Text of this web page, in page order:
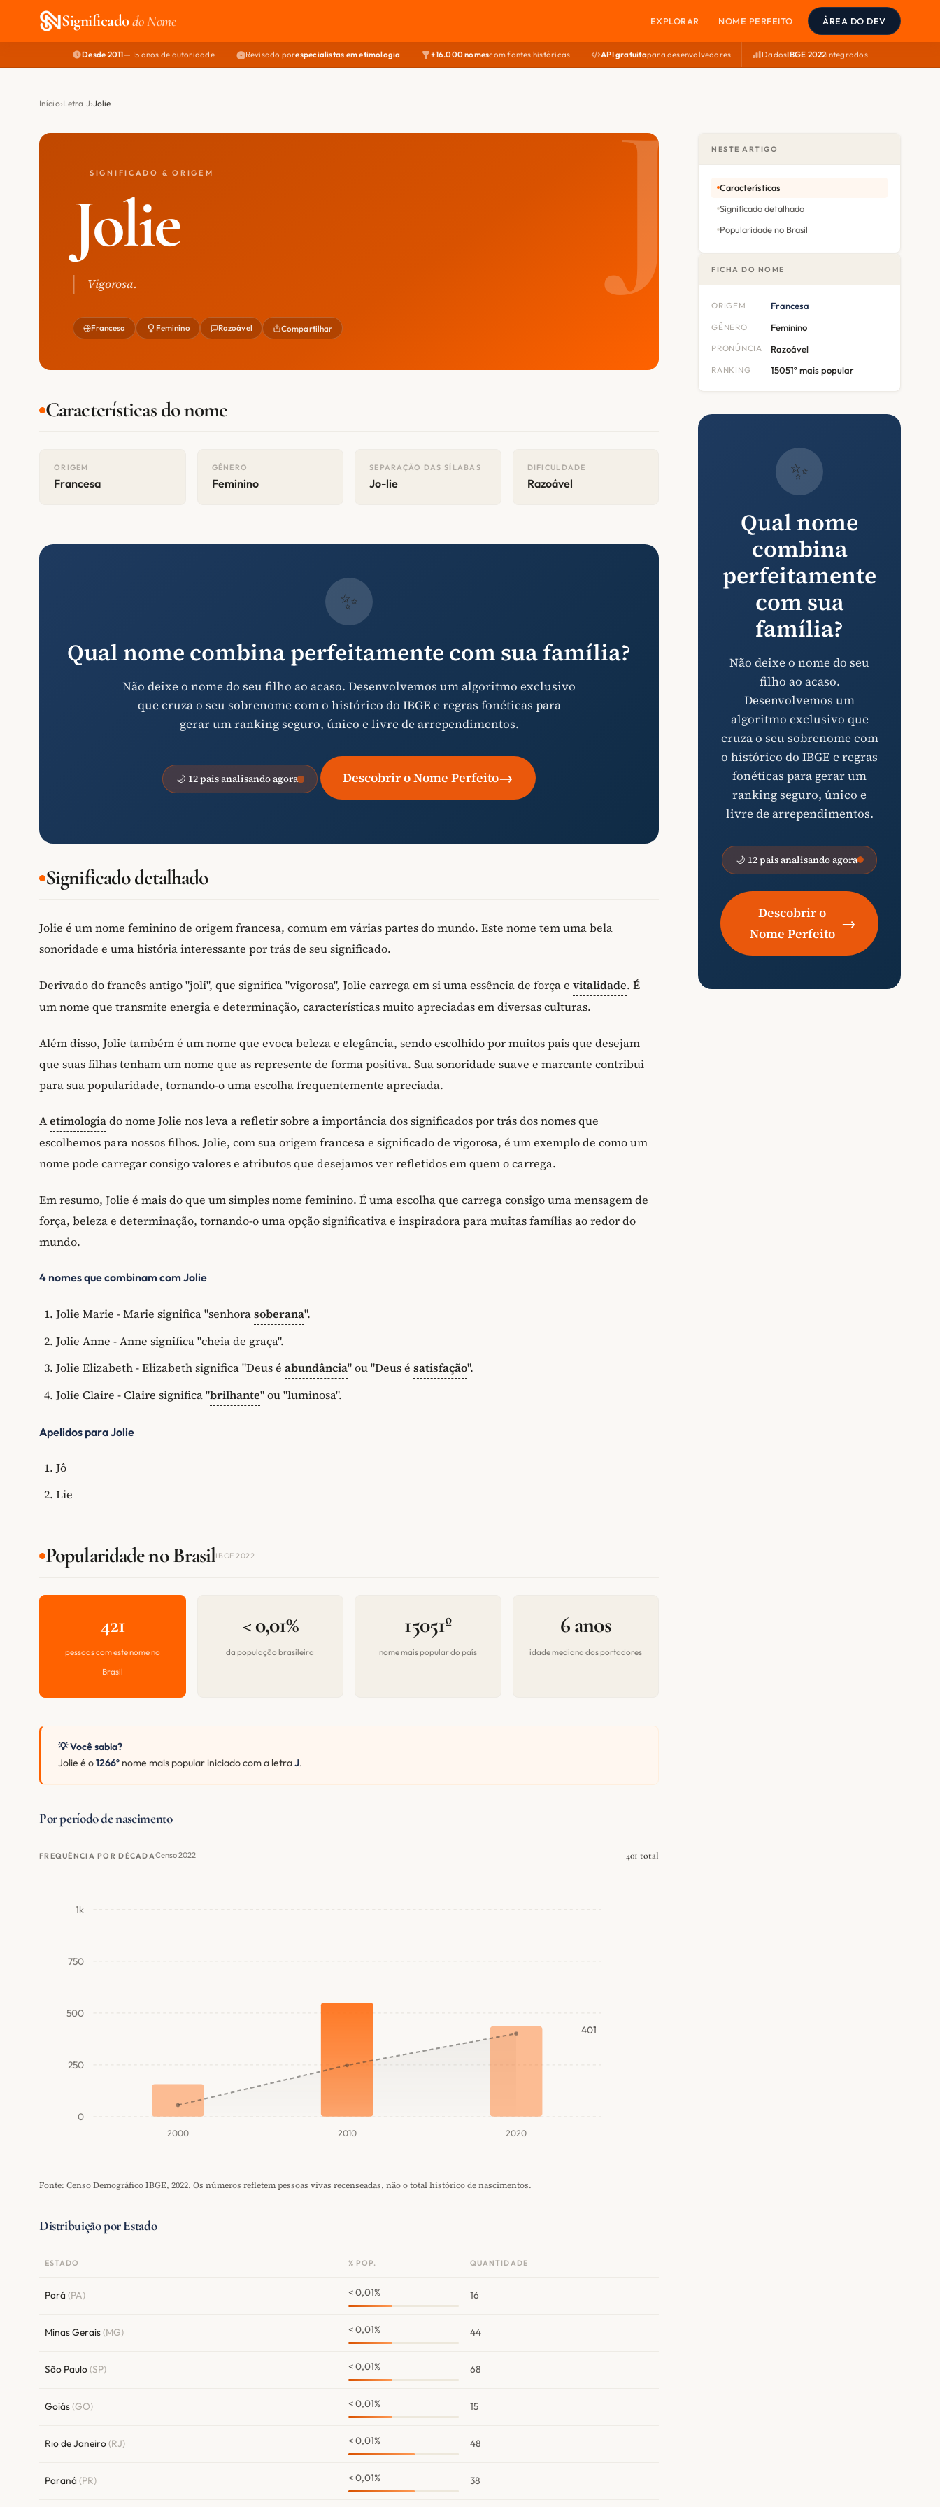
Significadodo Nome EXPLORAR NOME PERFEITO ÁREA DO DEV
Desde 2011— 15 anos de autoridade Revisado porespecialistas em etimologia +16.000 nomescom fontes históricas API gratuitapara desenvolvedores DadosIBGE 2022integrados
Início Letra J Jolie
SIGNIFICADO & ORIGEM
Jolie
Vigorosa.
Francesa Feminino Razoável Compartilhar
Características do nome
ORIGEM
Francesa
GÊNERO
Feminino
SEPARAÇÃO DAS SÍLABAS
Jo-lie
DIFICULDADE
Razoável
✨
Qual nome combina perfeitamente com sua família?
Não deixe o nome do seu filho ao acaso. Desenvolvemos um algoritmo exclusivo
que cruza o seu sobrenome com o histórico do IBGE e regras fonéticas para
gerar um ranking seguro, único e livre de arrependimentos.
🌙 12 pais analisando agora Descobrir o Nome Perfeito→
Significado detalhado
Jolie é um nome feminino de origem francesa, comum em várias partes do mundo. Este nome tem uma bela
sonoridade e uma história interessante por trás de seu significado.
Derivado do francês antigo "joli", que significa "vigorosa", Jolie carrega em si uma essência de força e vitalidade. É
um nome que transmite energia e determinação, características muito apreciadas em diversas culturas.
Além disso, Jolie também é um nome que evoca beleza e elegância, sendo escolhido por muitos pais que desejam
que suas filhas tenham um nome que as represente de forma positiva. Sua sonoridade suave e marcante contribui
para sua popularidade, tornando-o uma escolha frequentemente apreciada.
Aetimologiado nome Jolie nos leva a refletir sobre a importância dos significados por trás dos nomes que
escolhemos para nossos filhos. Jolie, com sua origem francesa e significado de vigorosa, é um exemplo de como um
nome pode carregar consigo valores e atributos que desejamos ver refletidos em quem o carrega.
Em resumo, Jolie é mais do que um simples nome feminino. É uma escolha que carrega consigo uma mensagem de
força, beleza e determinação, tornando-o uma opção significativa e inspiradora para muitas famílias ao redor do
mundo.
4 nomes que combinam com Jolie
Jolie Marie - Marie significa "senhorasoberana".
Jolie Anne - Anne significa "cheia de graça".
Jolie Elizabeth - Elizabeth significa "Deus é abundância" ou "Deus é satisfação".
Jolie Claire - Claire significa "brilhante" ou "luminosa".
Apelidos para Jolie
Jô
Lie
Popularidade no BrasilIBGE 2022
421
pessoas com este nome no
Brasil
< 0,01%
da população brasileira
15051º
nome mais popular do país
6 anos
idade mediana dos portadores
💡 Você sabia?
Jolie é o1266º nome mais popular iniciado com a letraJ.
Por período de nascimento
FREQUÊNCIA POR DÉCADACenso 2022 401 total
0
250
500
750
1k
2000 2010 2020
401
Fonte: Censo Demográfico IBGE, 2022. Os números refletem pessoas vivas recenseadas, não o total histórico de nascimentos.
Distribuição por Estado
ESTADO % POP. QUANTIDADE
Pará (PA) < 0,01% 16
Minas Gerais(MG) < 0,01% 44
São Paulo(SP) < 0,01% 68
Goiás(GO) < 0,01% 15
Rio de Janeiro(RJ) < 0,01% 48
Paraná (PR) < 0,01% 38
NESTE ARTIGO
Características
Significado detalhado
Popularidade no Brasil
FICHA DO NOME
ORIGEM Francesa
GÊNERO Feminino
PRONÚNCIA Razoável
RANKING 15051º mais popular
✨
Qual nome
combina
perfeitamente
com sua
família?
Não deixe o nome do seu
filho ao acaso.
Desenvolvemos um
algoritmo exclusivo que
cruza o seu sobrenome com
o histórico do IBGE e regras
fonéticas para gerar um
ranking seguro, único e
livre de arrependimentos.
🌙 12 pais analisando agora
Descobrir o
Nome Perfeito
→